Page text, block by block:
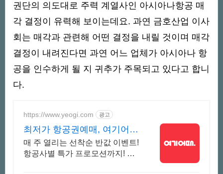
권단의 의도대로 주력 계열사인 아시아나항공 매
각 결정이 유력해 보이는데요. 과연 금호산업 이사
회는 매각과 관련해 어떤 결정을 내릴 것이며 매각
결정이 내려진다면 과연 어느 업체가 아시아나 항
공을 인수하게 될 지 귀추가 주목되고 있다고 합니
다.
https://www.yeogi.com 광고
최저가 항공권예매, 여기어때
항공+숙소 묶음 할인 혜택
매 주 열리는 선착순 반값 이벤트!
항공사별 특가 프로모션까지! 매